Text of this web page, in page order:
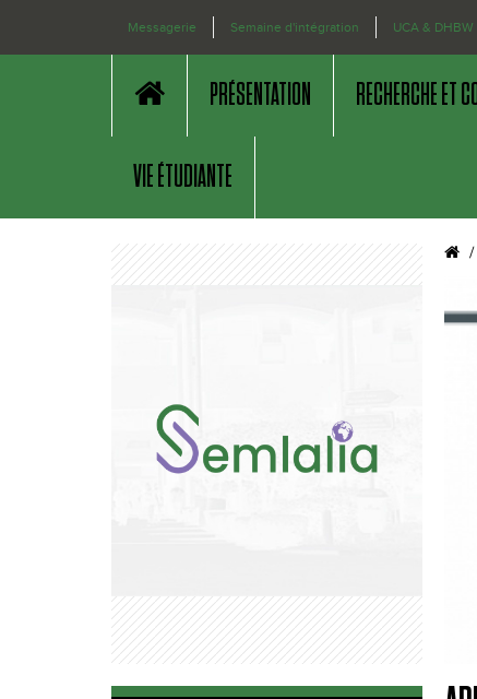
Messagerie Semaine d'intégration UCA & DHBW
PRÉSENTATION RECHERCHE ET
VIE ÉTUDIANTE